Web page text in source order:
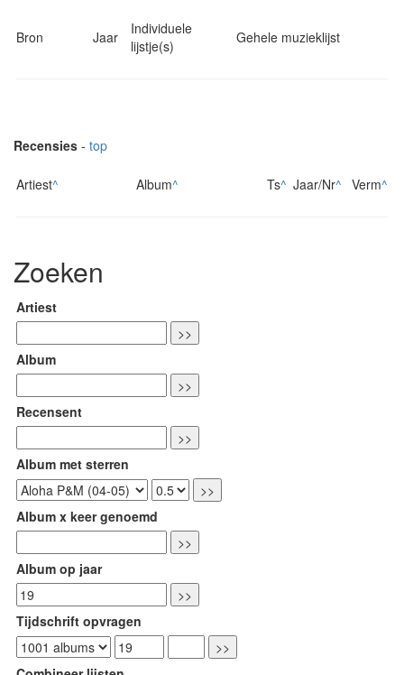
Bron Jaar
Individuele
lijstje(s)
Gehele muzieklijst
Recensies - top
Artiest^ Album^ Ts^ Jaar/Nr^ Verm^
Zoeken
Artiest
Album
Recensent
Album met sterren
Album x keer genoemd
Album op jaar
Tijdschrift opvragen